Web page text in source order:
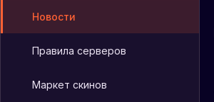
Новости
Правила серверов
Маркет скинов